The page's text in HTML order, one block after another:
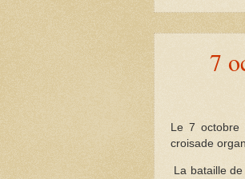
7
Le 7 octobre
croisade
La bataille